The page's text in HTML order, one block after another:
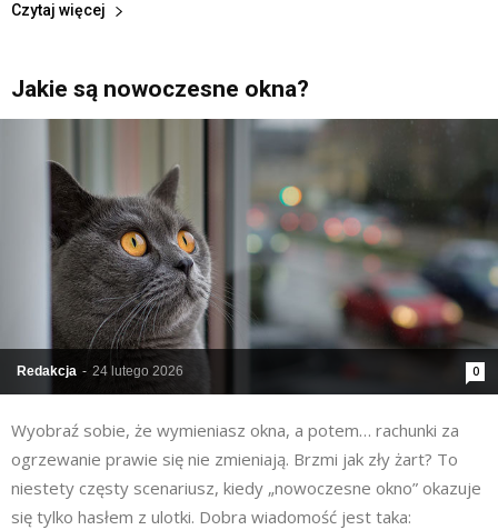
Czytaj więcej
Jakie są nowoczesne okna?
Redakcja - 24 lutego 2026 0
Wyobraź sobie, że wymieniasz okna, a potem… rachunki za
ogrzewanie prawie się nie zmieniają. Brzmi jak zły żart? To
niestety częsty scenariusz, kiedy „nowoczesne okno” okazuje
się tylko hasłem z ulotki. Dobra wiadomość jest taka: